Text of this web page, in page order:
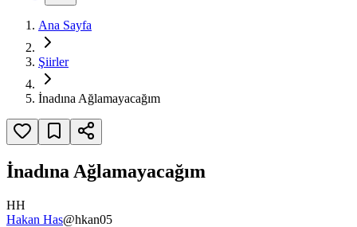
Ana Sayfa
Şiirler
İnadına Ağlamayacağım
İnadına Ağlamayacağım
HH
Hakan Has@hkan05